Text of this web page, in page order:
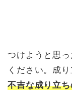
つけようと思
ください。成
不吉な成り立